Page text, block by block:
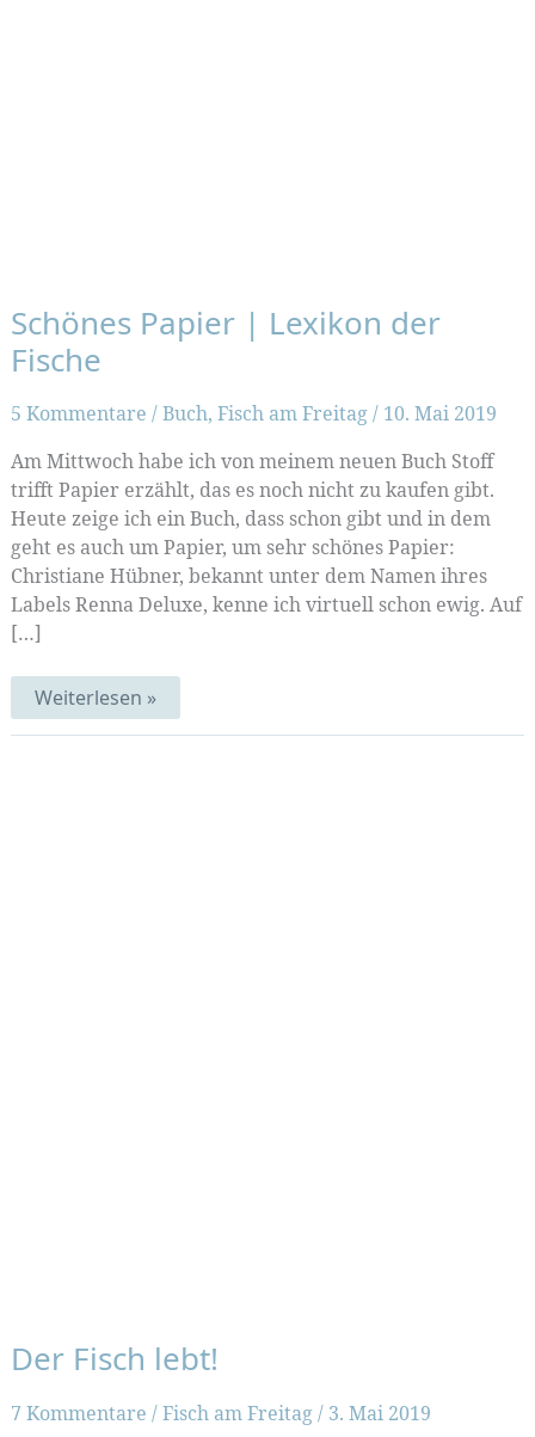
Schönes Papier | Lexikon der
Fische
5 Kommentare /Buch, Fisch am Freitag/ 10. Mai 2019
Am Mittwoch habe ich von meinem neuen Buch Stoff
trifft Papier erzählt, das es noch nicht zu kaufen gibt.
Heute zeige ich ein Buch, dass schon gibt und in dem
geht es auch um Papier, um sehr schönes Papier:
Christiane Hübner, bekannt unter dem Namen ihres
Labels Renna Deluxe, kenne ich virtuell schon ewig. Auf
[…]
Schönes
Papier
|
Weiterlesen »
Der Fisch lebt!
7 Kommentare /Fisch am Freitag/ 3. Mai 2019